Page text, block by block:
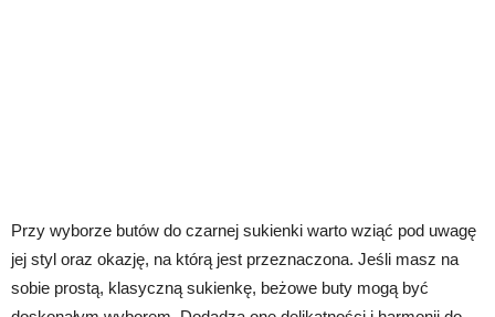
Przy wyborze butów do czarnej sukienki warto wziąć pod uwagę
jej styl oraz okazję, na którą jest przeznaczona. Jeśli masz na
sobie prostą, klasyczną sukienkę, beżowe buty mogą być